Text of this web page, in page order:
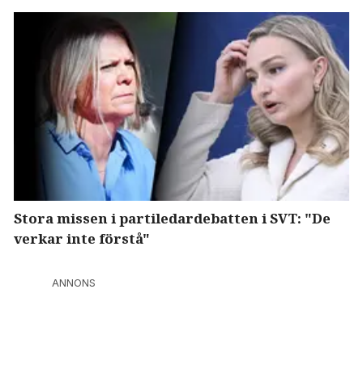
Stora missen i partiledardebatten i SVT: "De
verkar inte förstå"
ANNONS